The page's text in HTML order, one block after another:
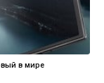
в мире